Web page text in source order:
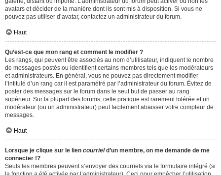
avatars et décider de la manière dont ils sont mis à disposition. Si vous ne
pouvez pas utiliser d’avatar, contactez un administrateur du forum.
Haut
Qu’est-ce que mon rang et comment le modifier ?
Les rangs, qui peuvent être associés au nom d’utilisateur, indiquent le nombre
de messages postés ou identifient certains membres tels que les modérateurs
et administrateurs. En général, vous ne pouvez pas directement modifier
l’intitulé d’un rang car il est paramétré par l’administrateur du forum. Évitez de
poster des messages sur le forum dans le seul but de passer au rang
supérieur. Sur la plupart des forums, cette pratique est rarement tolérée et un
modérateur (ou un administrateur) peut facilement abaisser votre compteur de
messages.
Haut
Lorsque je clique sur le lien courrield’un membre, on me demande de me
connecter !?
Seuls les membres peuvent s’envoyer des courriels via le formulaire intégré (si